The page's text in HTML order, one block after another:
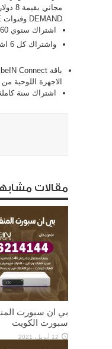
DEMAND وقنوات beIN BOX OFFICE.
اشتراك سنوي 660 ريال
واشتراك كل 6 اشهر بقيمة 385 ريال
الاجهزة اللوحية
اشتراك سنة كاملة 445
مقالات
سبورت الكويت
12 أبريل، 2021